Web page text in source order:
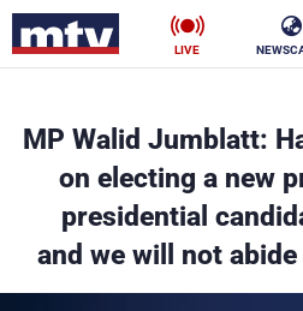
LIVE
MP Walid Jumblatt:
on electing a new
presidential
and we will not
ناس